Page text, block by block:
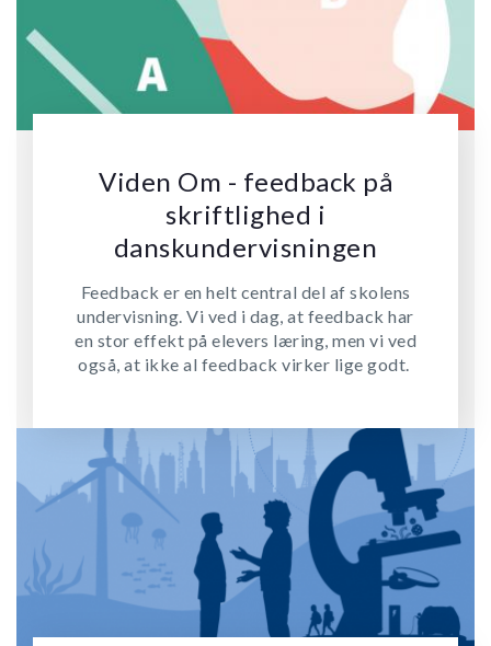
Viden Om - feedback på
skriftlighed i
danskundervisningen
Feedback er en helt central del af skolens
undervisning. Vi ved i dag, at feedback har
en stor effekt på elevers læring, men vi ved
også, at ikke al feedback virker lige godt.